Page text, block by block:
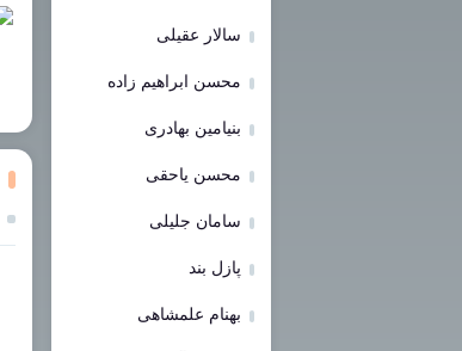
سالار عقیلی
محسن ابراهیم زاده
بنیامین بهادری
محسن یاحقی
سامان جلیلی
پازل بند
بهنام علمشاهی